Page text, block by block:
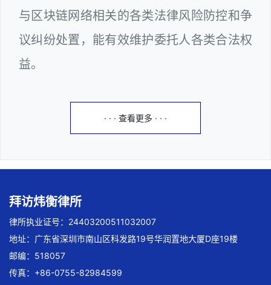
与区块链网络相关的各类法律风险防控和争
议纠纷处置，能有效维护委托人各类合法权
益。
· · · 查看更多 · · ·
拜访炜衡律所
律所执业证号：24403200511032007
地址：广东省深圳市南山区科发路19号华润置地大厦D座19楼
邮编：518057
传真：+86-0755-82984599